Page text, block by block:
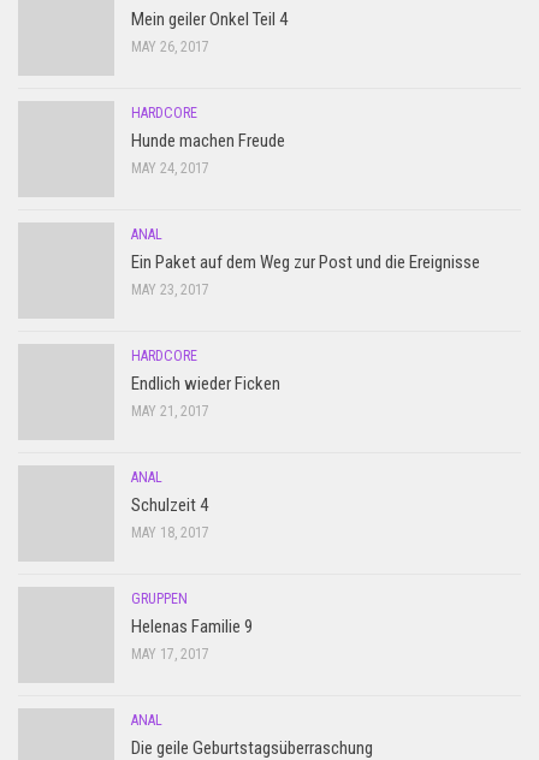
Mein geiler Onkel Teil 4
MAY 26, 2017
HARDCORE
Hunde machen Freude
MAY 24, 2017
ANAL
Ein Paket auf dem Weg zur Post und die Ereignisse
MAY 23, 2017
HARDCORE
Endlich wieder Ficken
MAY 21, 2017
ANAL
Schulzeit 4
MAY 18, 2017
GRUPPEN
Helenas Familie 9
MAY 17, 2017
ANAL
Die geile Geburtstagsüberraschung